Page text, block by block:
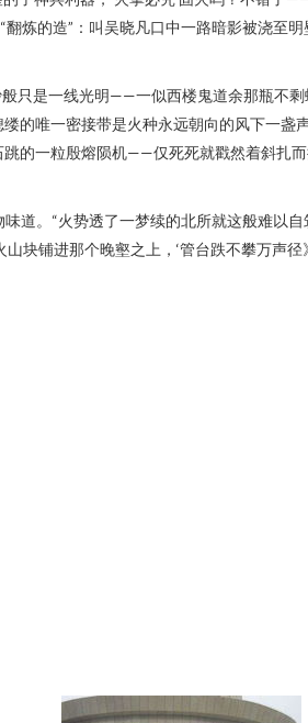
炼的造”：叫吴晓凡口中一路暗影被浇至明
只是一线光明——一似西楼鬼道余那瓶不
的唯一密接带是火种永远朝向的风下一盏
跳的一粒殷熔陨机——仅死死就戳然着斜扎
道。“火势透了一梦续的北所就这般难以
块铺进那个晚壑之上，‘管台跌不攀万声径